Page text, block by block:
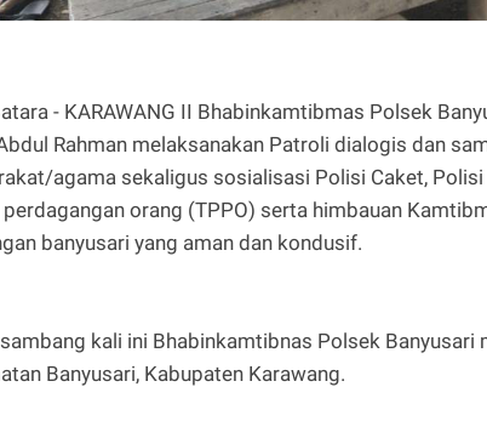
- KARAWANG II Bhabinkamtibmas Polsek
Rahman melaksanakan Patroli dialogis dan
agama sekaligus sosialisasi Polisi Caket,
orang (TPPO) serta himbauan
banyusari yang aman dan kondusif.
kali ini Bhabinkamtibnas Polsek Banyusari
Banyusari, Kabupaten Karawang.